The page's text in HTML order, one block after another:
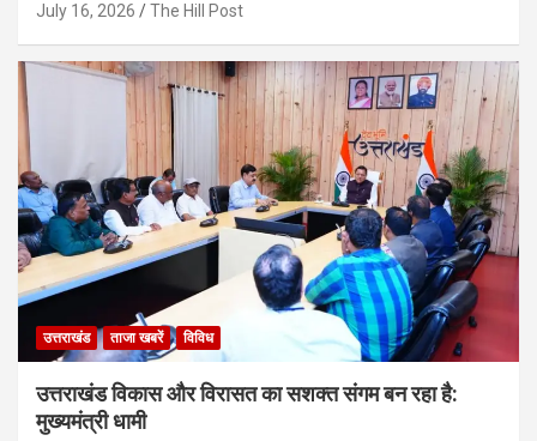
July 16, 2026 The Hill Post
उत्तराखंड ताजा खबरें विविध
उत्तराखंड विकास और विरासत का सशक्त संगम बन रहा है:
मुख्यमंत्री धामी